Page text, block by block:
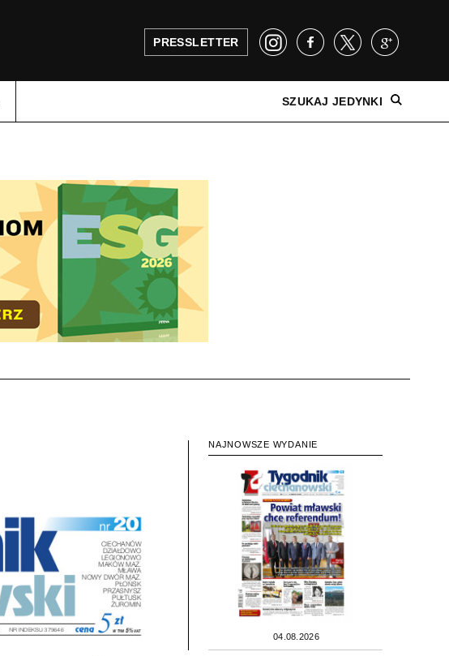
PRESSLETTER
SZUKAJ JEDYNKI
NAJNOWSZE WYDANIE
04.08.2026